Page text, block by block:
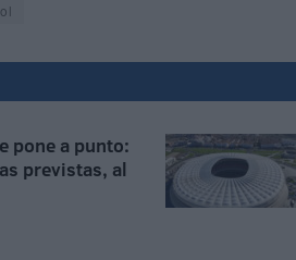
pone a punto:
previstas, al